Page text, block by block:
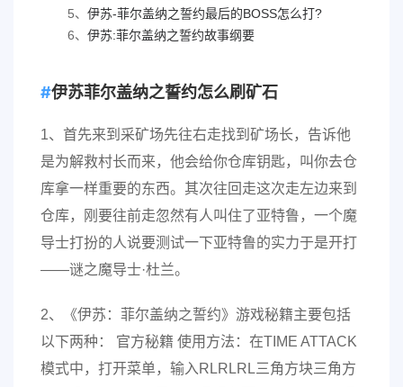
5、 伊苏-菲尔盖纳之誓约最后的BOSS怎么打?
6、 伊苏:菲尔盖纳之誓约故事纲要
伊苏菲尔盖纳之誓约怎么刷矿石
1、首先来到采矿场先往右走找到矿场长，告诉他
是为解救村长而来，他会给你仓库钥匙，叫你去仓
库拿一样重要的东西。其次往回走这次走左边来到
仓库，刚要往前走忽然有人叫住了亚特鲁，一个魔
导士打扮的人说要测试一下亚特鲁的实力于是开打
——谜之魔导士·杜兰。
2、《伊苏：菲尔盖纳之誓约》游戏秘籍主要包括
以下两种： 官方秘籍 使用方法：在TIME ATTACK
模式中，打开菜单，输入RLRLRL三角方块三角方